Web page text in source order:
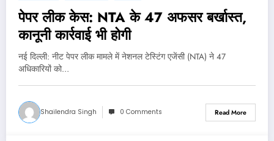
पेपर लीक केस: NTA के 47 अफसर बर्खास्त,
कानूनी कार्रवाई भी होगी
नई दिल्‍ली: नीट पेपर लीक मामले में नेशनल टेस्टिंग एजेंसी (NTA) ने 47
अधिकारियों को…
Shailendra Singh 0 Comments Read More